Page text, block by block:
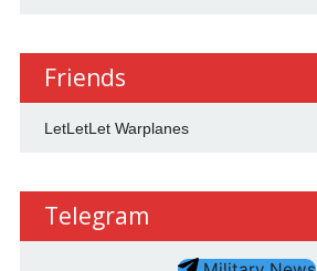
Friends
LetLetLet Warplanes
Telegram